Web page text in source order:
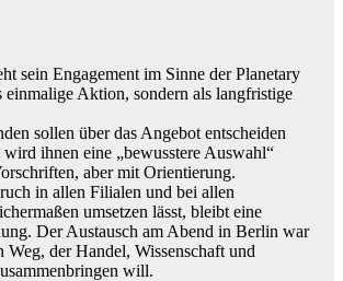
sein Engagement im Sinne der Planetary
Aktion, sondern als langfristige
sollen über das Angebot entscheiden
ihnen eine „bewusstere Auswahl“
aber mit Orientierung.
in allen Filialen und bei allen
umsetzen lässt, bleibt eine
Der Austausch am Abend in Berlin war
der Handel, Wissenschaft und
will.